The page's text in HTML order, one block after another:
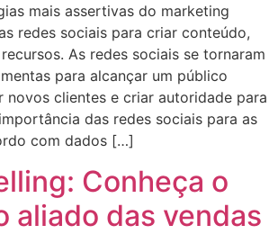
mais assertivas do marketing
redes sociais para criar conteúdo,
As redes sociais se tornaram
para alcançar um público
novos clientes e criar autoridade para
das redes sociais para as
com dados […]
Conheça o
aliado das vendas